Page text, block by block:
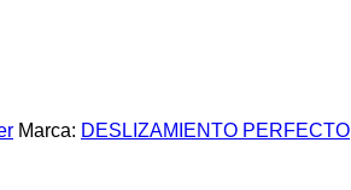
Marca: DESLIZAMIENTO PERFECTO